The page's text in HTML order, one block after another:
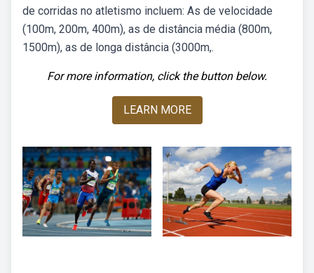
de corridas no atletismo incluem: As de velocidade
(100m, 200m, 400m), as de distância média (800m,
1500m), as de longa distância (3000m,.
For more information, click the button below.
LEARN MORE